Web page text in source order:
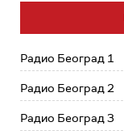
Радио Београд 1
Радио Београд 2
Радио Београд 3